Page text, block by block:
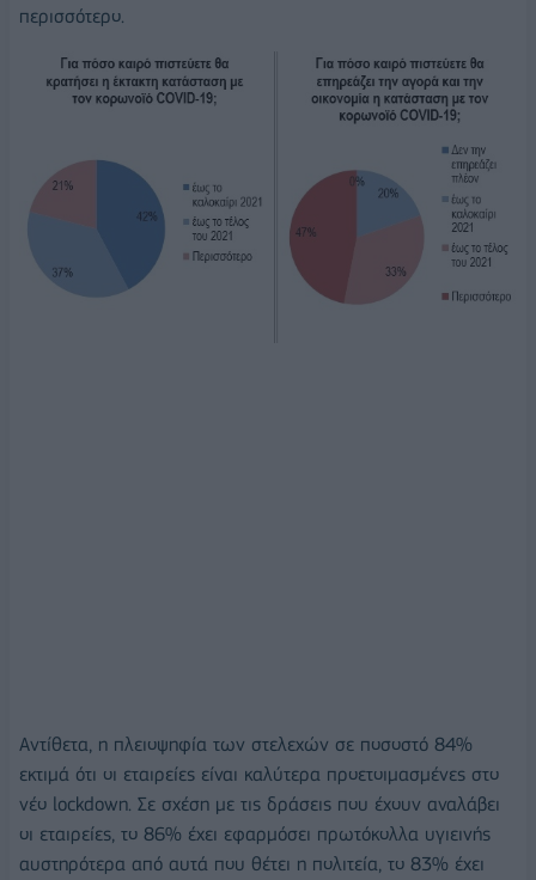
περισσότερο.
Αντίθετα, η πλειοψηφία των στελεχών σε ποσοστό 84%
εκτιμά ότι οι εταιρείες είναι καλύτερα προετοιμασμένες στο
νέο lockdown. Σε σχέση με τις δράσεις που έχουν αναλάβει
οι εταιρείες, το 86% έχει εφαρμόσει πρωτόκολλα υγιεινής
αυστηρότερα από αυτά που θέτει η πολιτεία, το 83% έχει